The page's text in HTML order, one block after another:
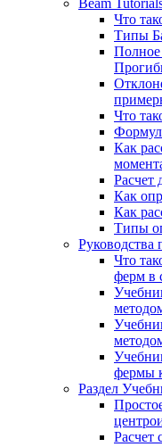
Beam
Что
Типы
Полное
Что
Как
Расчет
Как
Как
Типы
Руководства
Что
ферм в
фермы
Раздел
Расчет